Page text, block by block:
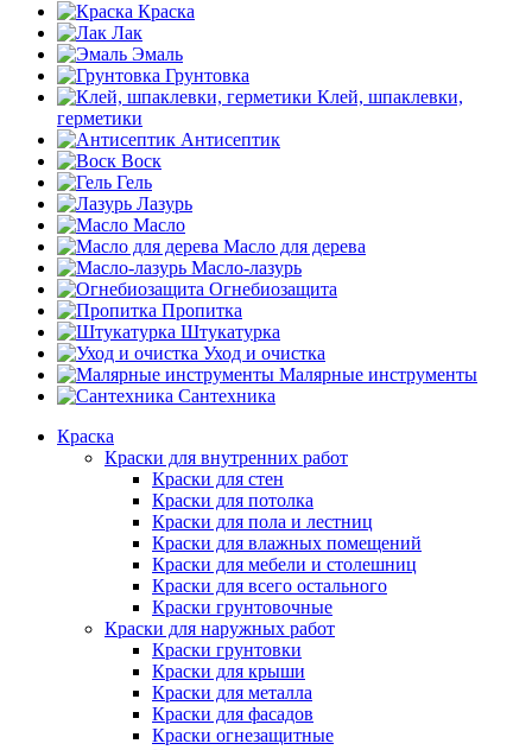
Краска
Лак
Эмаль
Грунтовка
Клей, шпаклевки,
герметики
Антисептик
Воск
Гель
Лазурь
Масло
Масло для дерева
Масло-лазурь
Огнебиозащита
Пропитка
Штукатурка
Уход и очистка
Малярные инструменты
Сантехника
Краска
Краски для внутренних работ
Краски для стен
Краски для потолка
Краски для пола и лестниц
Краски для влажных помещений
Краски для мебели и столешниц
Краски для всего остального
Краски грунтовочные
Краски для наружных работ
Краски грунтовки
Краски для крыши
Краски для металла
Краски для фасадов
Краски огнезащитные